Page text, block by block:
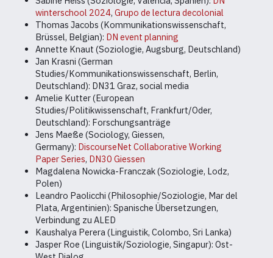
winterschool 2024, Grupo de lectura decolonial
Thomas Jacobs (Kommunikationswissenschaft,
Brüssel, Belgian): DN event planning
Annette Knaut (Soziologie, Augsburg, Deutschland)
Jan Krasni (German
Studies/Kommunikationswissenschaft, Berlin,
Deutschland): DN31 Graz, social media
Amelie Kutter (European
Studies/Politikwissenschaft, Frankfurt/Oder,
Deutschland): Forschungsanträge
Jens Maeße (Sociology, Giessen,
Germany): DiscourseNet Collaborative Working
Paper Series, DN30 Giessen
Magdalena Nowicka-Franczak (Soziologie, Lodz,
Polen)
Leandro Paolicchi (Philosophie/Soziologie, Mar del
Plata, Argentinien): Spanische Übersetzungen,
Verbindung zu ALED
Kaushalya Perera (Linguistik, Colombo, Sri Lanka)
Jasper Roe (Linguistik/Soziologie, Singapur): Ost-